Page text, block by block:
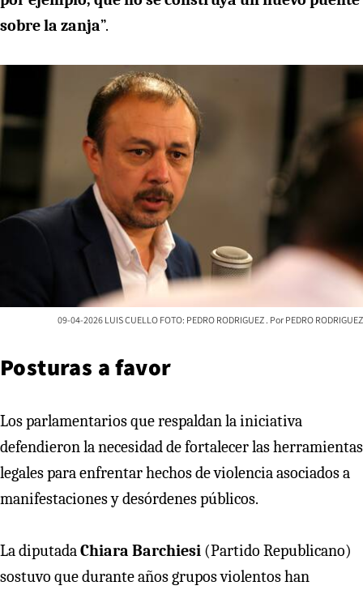
sobre la zanja”.
09-04-2026 LUIS CUELLO FOTO: PEDRO RODRIGUEZ PEDRO RODRIGUEZ
Posturas a favor
Los parlamentarios que respaldan la iniciativa
defendieron la necesidad de fortalecer las herramientas
legales para enfrentar hechos de violencia asociados a
manifestaciones y desórdenes públicos.
La diputadaChiara Barchiesi (Partido Republicano)
sostuvo que durante años grupos violentos han